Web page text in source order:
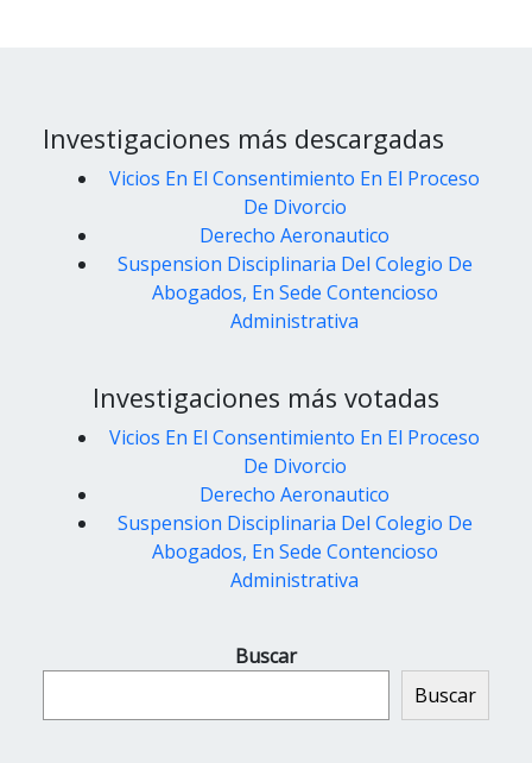
Investigaciones más descargadas
Vicios En El Consentimiento En El Proceso
De Divorcio
Derecho Aeronautico
Suspension Disciplinaria Del Colegio De
Abogados, En Sede Contencioso
Administrativa
Investigaciones más votadas
Vicios En El Consentimiento En El Proceso
De Divorcio
Derecho Aeronautico
Suspension Disciplinaria Del Colegio De
Abogados, En Sede Contencioso
Administrativa
Buscar
Buscar